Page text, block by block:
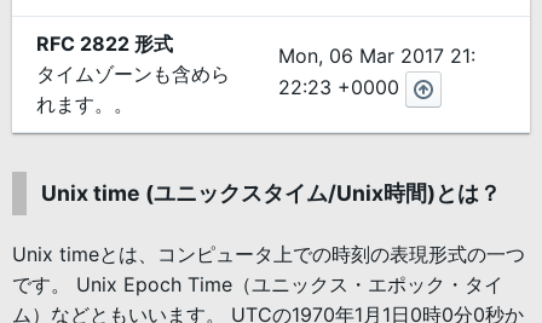
RFC 2822 形式
タイムゾーンも含めら
れます。。
Mon, 06 Mar 2017 21:
22:23 +0000
Unix time (ユニックスタイム/Unix時間)とは？
Unix timeとは、コンピュータ上での時刻の表現形式の一つ
です。 Unix Epoch Time（ユニックス・エポック・タイ
ム）などともいいます。 UTCの1970年1月1日0時0分0秒か